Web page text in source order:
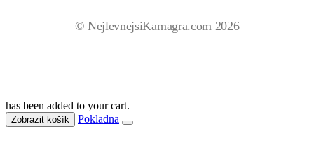
© NejlevnejsiKamagra.com 2026
has been added to your cart.
Zobrazit košík Pokladna